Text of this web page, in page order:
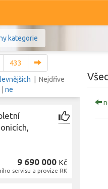
kategorie
433
| Nejdříve
ne
9 690 000 Kč
servisu a provize RK